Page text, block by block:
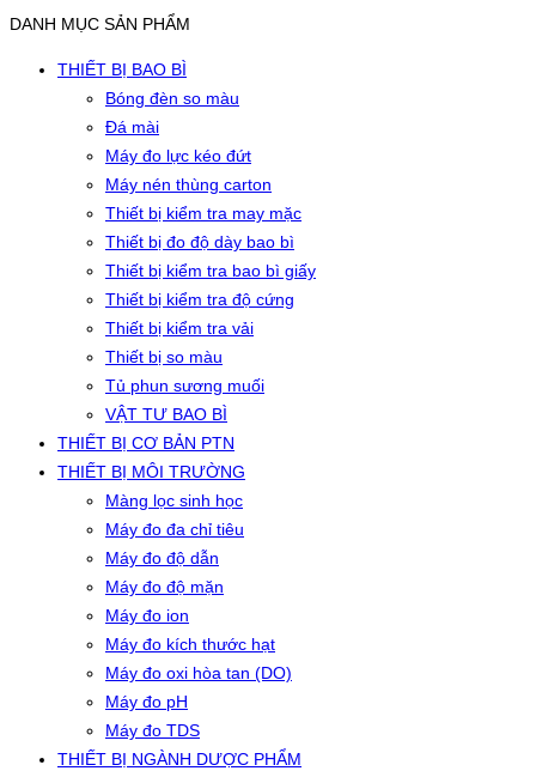
DANH MỤC SẢN PHẨM
THIẾT BỊ BAO BÌ
Bóng đèn so màu
Đá mài
Máy đo lực kéo đứt
Máy nén thùng carton
Thiết bị kiểm tra may mặc
Thiết bị đo độ dày bao bì
Thiết bị kiểm tra bao bì giấy
Thiết bị kiểm tra độ cứng
Thiết bị kiểm tra vải
Thiết bị so màu
Tủ phun sương muối
VẬT TƯ BAO BÌ
THIẾT BỊ CƠ BẢN PTN
THIẾT BỊ MÔI TRƯỜNG
Màng lọc sinh học
Máy đo đa chỉ tiêu
Máy đo độ dẫn
Máy đo độ mặn
Máy đo ion
Máy đo kích thước hạt
Máy đo oxi hòa tan (DO)
Máy đo pH
Máy đo TDS
THIẾT BỊ NGÀNH DƯỢC PHẨM